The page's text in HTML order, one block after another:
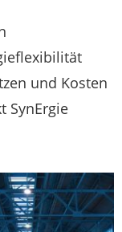
und Kosten
SynErgie